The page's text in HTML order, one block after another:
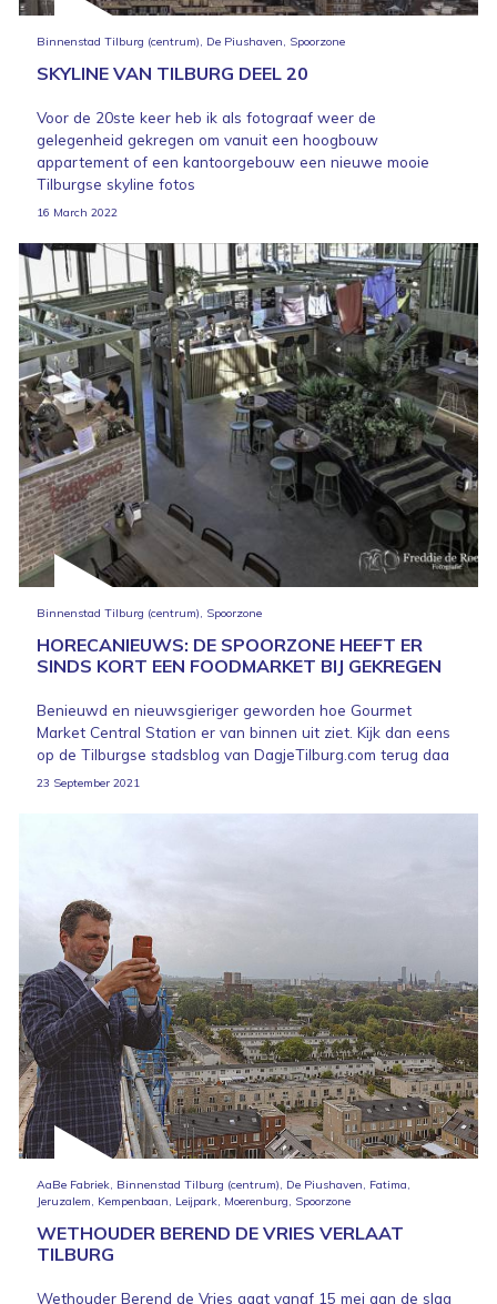
Binnenstad Tilburg (centrum), De Piushaven, Spoorzone
SKYLINE VAN TILBURG DEEL 20
Voor de 20ste keer heb ik als fotograaf weer de
gelegenheid gekregen om vanuit een hoogbouw
appartement of een kantoorgebouw een nieuwe mooie
Tilburgse skyline fotos
16 March 2022
Binnenstad Tilburg (centrum), Spoorzone
HORECANIEUWS: DE SPOORZONE HEEFT ER
SINDS KORT EEN FOODMARKET BIJ GEKREGEN
Benieuwd en nieuwsgieriger geworden hoe Gourmet
Market Central Station er van binnen uit ziet. Kijk dan eens
op de Tilburgse stadsblog van DagjeTilburg.com terug daa
23 September 2021
AaBe Fabriek, Binnenstad Tilburg (centrum), De Piushaven, Fatima,
Jeruzalem, Kempenbaan, Leijpark, Moerenburg, Spoorzone
WETHOUDER BEREND DE VRIES VERLAAT
TILBURG
Wethouder Berend de Vries gaat vanaf 15 mei aan de slag